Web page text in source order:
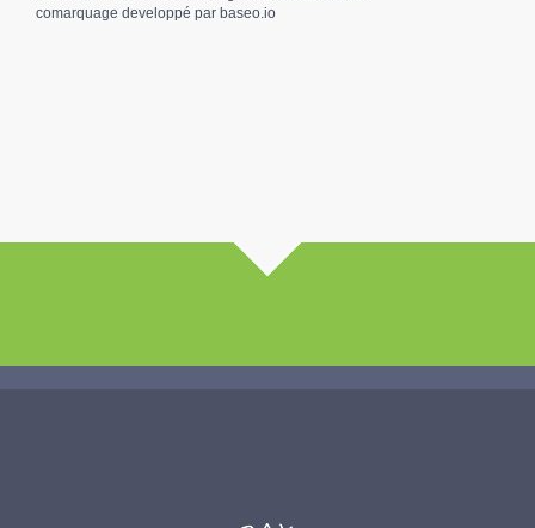
comarquage developpé par baseo.io